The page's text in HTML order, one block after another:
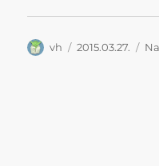
Szerző
vh Közzétéve
2015.03.27.